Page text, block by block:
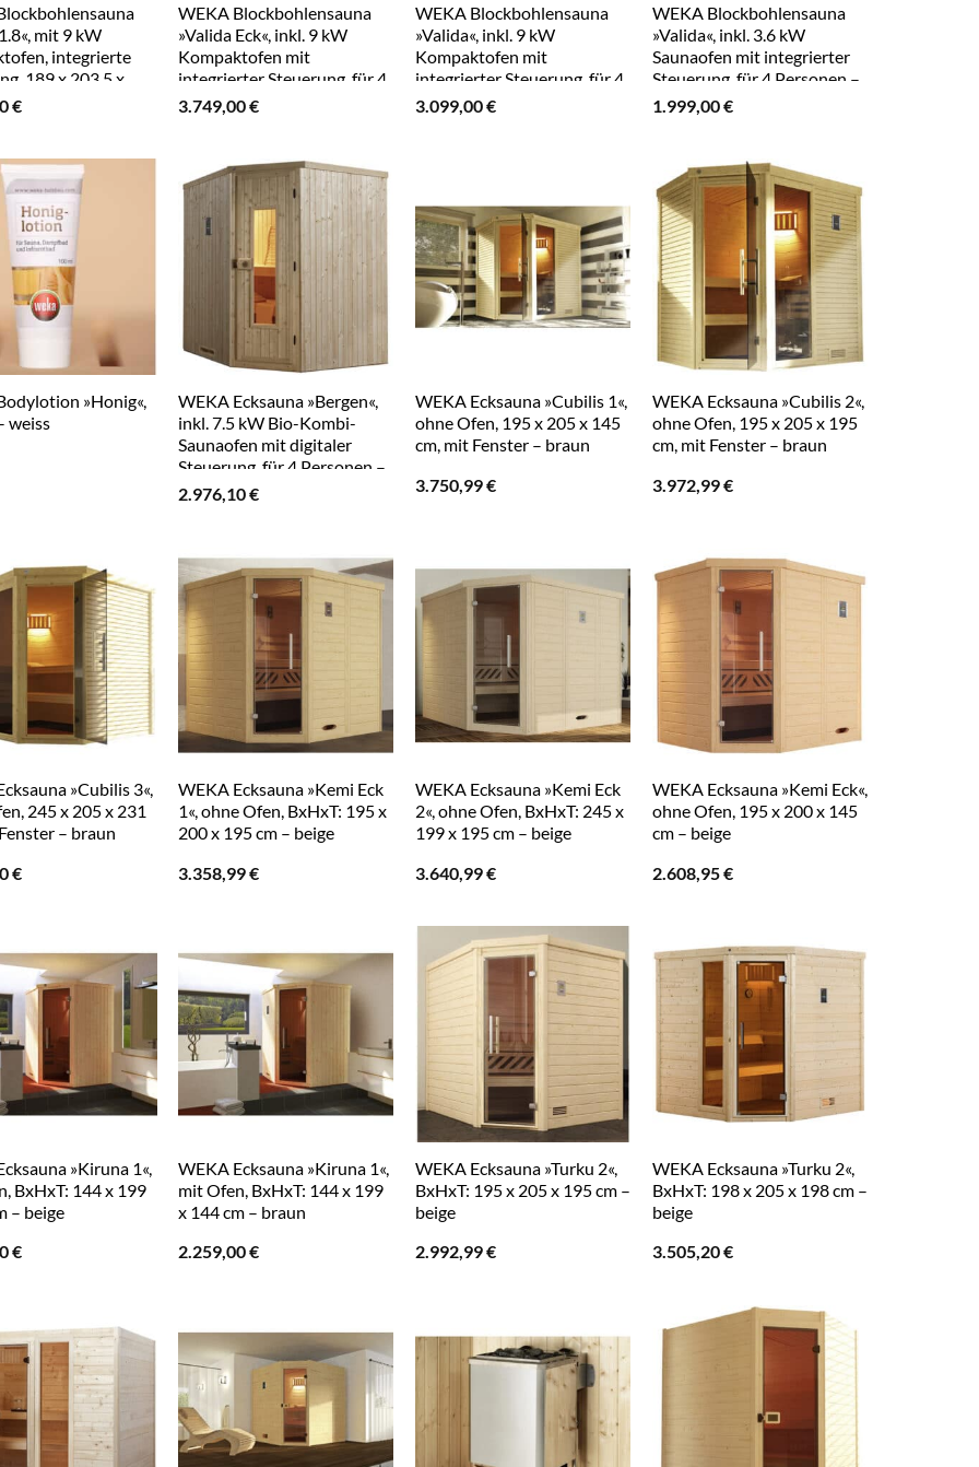
mit 9 kW
integrierte
189 x 203,5 x
beige
€
WEKA Blockbohlensauna
»Valida Eck«, inkl. 9 kW
Kompaktofen mit
integrierter Steuerung, für 4
Personen – beige
3.749,00€
WEKA Blockbohlensauna
»Valida«, inkl. 9 kW
Kompaktofen mit
integrierter Steuerung, für 4
Personen – beige
3.099,00€
WEKA Blockbohlensauna
»Valida«, inkl. 3.6 kW
Saunaofen mit integrierter
Steuerung, für 4 Personen –
beige
1.999,00€
»Honig«,
weiss
WEKA Ecksauna »Bergen«,
inkl. 7.5 kW Bio-Kombi-
Saunaofen mit digitaler
Steuerung, für 4 Personen –
beige
2.976,10€
WEKA Ecksauna »Cubilis 1«,
ohne Ofen, 195 x 205 x 145
cm, mit Fenster – braun
3.750,99€
WEKA Ecksauna »Cubilis 2«,
ohne Ofen, 195 x 205 x 195
cm, mit Fenster – braun
3.972,99€
»Cubilis 3«,
245 x 205 x 231
– braun
€
WEKA Ecksauna »Kemi Eck
1«, ohne Ofen, BxHxT: 195 x
200 x 195 cm – beige
3.358,99€
WEKA Ecksauna »Kemi Eck
2«, ohne Ofen, BxHxT: 245 x
199 x 195 cm – beige
3.640,99€
WEKA Ecksauna »Kemi Eck«,
ohne Ofen, 195 x 200 x 145
cm – beige
2.608,95€
»Kiruna 1«,
BxHxT: 144 x 199
– beige
€
WEKA Ecksauna »Kiruna 1«,
mit Ofen, BxHxT: 144 x 199
x 144 cm – braun
2.259,00€
WEKA Ecksauna »Turku 2«,
BxHxT: 195 x 205 x 195 cm –
beige
2.992,99€
WEKA Ecksauna »Turku 2«,
BxHxT: 198 x 205 x 198 cm –
beige
3.505,20€